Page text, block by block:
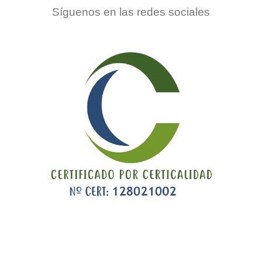
Síguenos en las redes sociales